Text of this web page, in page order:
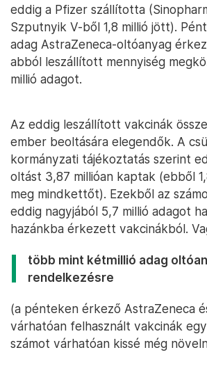
eddig a Pfizer szállította
Szputnyik V-ből 1,8 millió jött).
adag AstraZeneca-oltóanyag
abból leszállított mennyiség
millió adagot.
Az eddig leszállított vakcinák
ember beoltására elegendők. A
kormányzati tájékoztatás szerint
oltást 3,87 millióan kaptak (ebből
meg mindkettőt). Ezekből az
eddig nagyjából 5,7 millió adagot
hazánkba érkezett vakcinákból.
több mint kétmillió adag
rendelkezésre
(a pénteken érkező AstraZeneca
várhatóan felhasznált vakcinák
számot várhatóan kissé még